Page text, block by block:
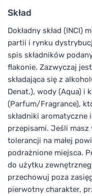
Skład
Dokładny skład (INCI)
partii i rynku
spis składników
flakonie. Zazwyczaj
składająca się z
Denat.), wody (Aqua) i
(Parfum/Fragrance),
składniki aromatyczne
przepisami. Jeśli
tolerancji na małej
podrażnione miejsca.
do użytku
przechowuj poza
pierwotny charakter,